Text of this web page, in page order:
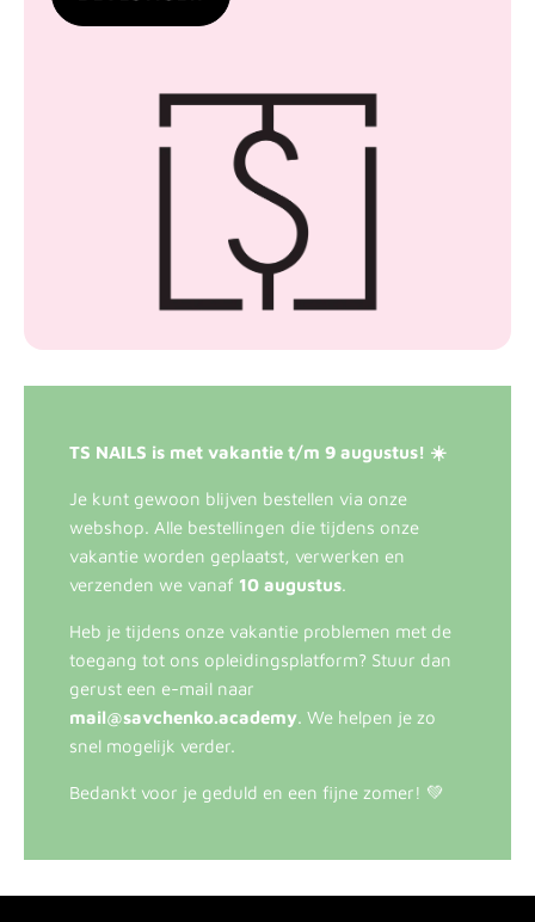
TS NAILS is met vakantie t/m 9 augustus! ☀️
Je kunt gewoon blijven bestellen via onze
webshop. Alle bestellingen die tijdens onze
vakantie worden geplaatst, verwerken en
verzenden we vanaf 10 augustus.
Heb je tijdens onze vakantie problemen met de
toegang tot ons opleidingsplatform? Stuur dan
gerust een e-mail naar
mail@savchenko.academy. We helpen je zo
snel mogelijk verder.
Bedankt voor je geduld en een fijne zomer! 💚